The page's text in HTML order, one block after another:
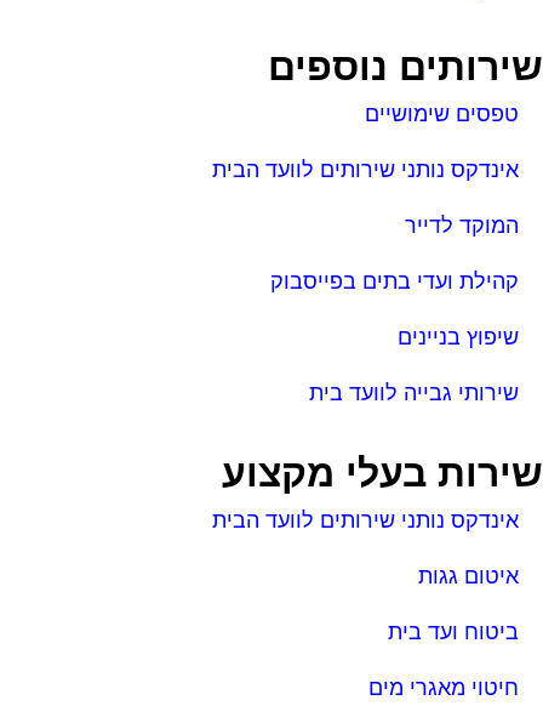
נוספים
טפסים שימושיים
אינדקס נותני שירותים לוועד הבית
המוקד לדייר
קהילת ועדי בתים בפייסבוק
שיפוץ בניינים
שירותי גבייה לוועד בית
בעלי מקצוע
אינדקס נותני שירותים לוועד הבית
איטום גגות
ביטוח ועד בית
חיטוי מאגרי מים